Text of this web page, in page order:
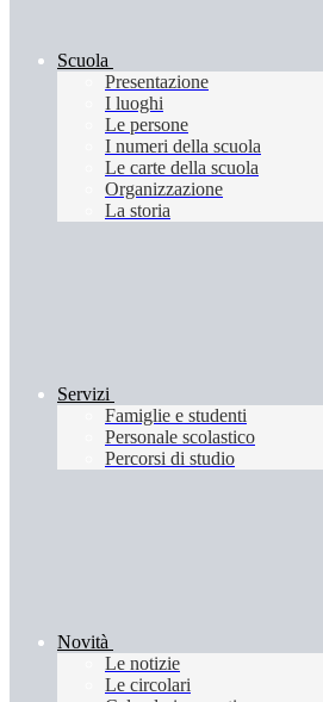
Scuola
Presentazione
I luoghi
Le persone
I numeri della scuola
Le carte della scuola
Organizzazione
La storia
Servizi
Famiglie e studenti
Personale scolastico
Percorsi di studio
Novità
Le notizie
Le circolari